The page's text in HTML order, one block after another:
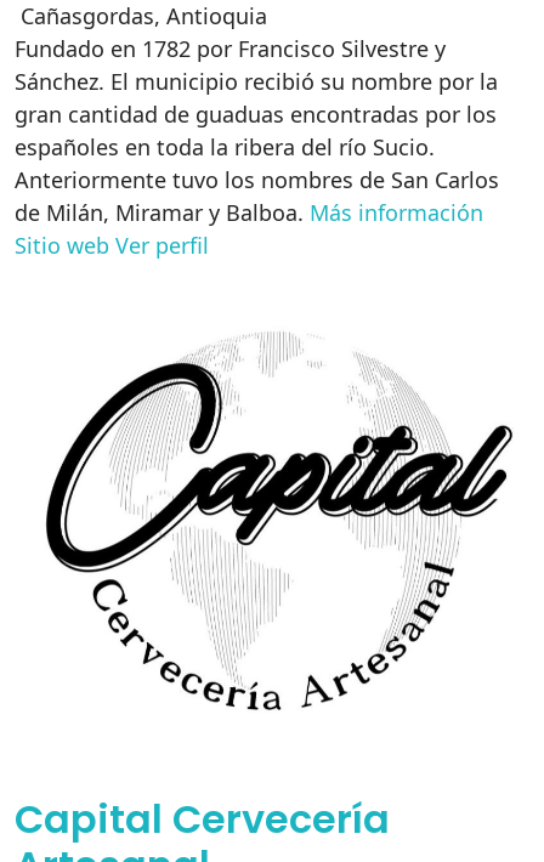
Cañasgordas, Antioquia
Fundado en 1782 por Francisco Silvestre y
Sánchez. El municipio recibió su nombre por la
gran cantidad de guaduas encontradas por los
españoles en toda la ribera del río Sucio.
Anteriormente tuvo los nombres de San Carlos
de Milán, Miramar y Balboa. Más información
Sitio web Ver perfil
Capital Cervecería